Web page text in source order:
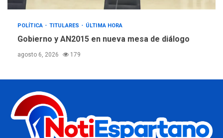
POLÍTICA TITULARES ÚLTIMA HORA
Gobierno y AN2015 en nueva mesa de diálogo
agosto 6, 2026 179